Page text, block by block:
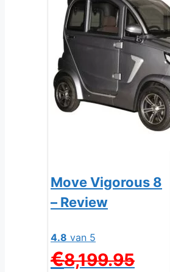
Move Vigorous 8
– Review
4.8 van 5
€8,199.95prijs